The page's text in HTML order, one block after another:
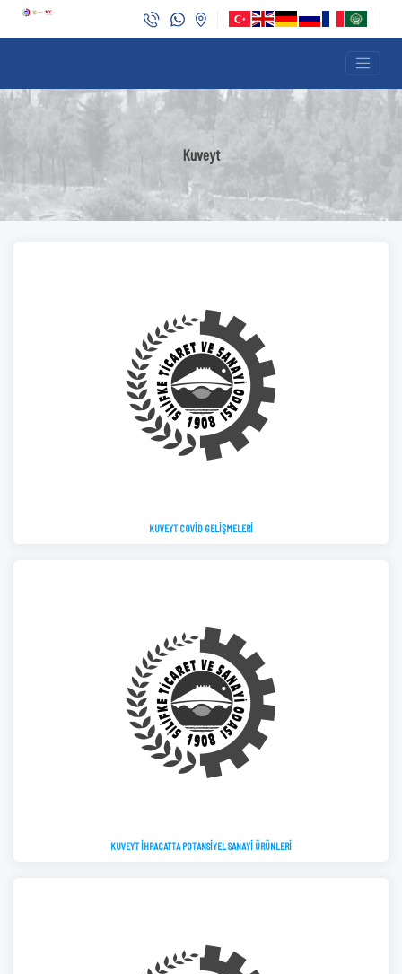
Kuveyt
KUVEYT COVİD GELİŞMELERİ
KUVEYT İHRACATTA POTANSİYEL SANAYİ ÜRÜNLERİ